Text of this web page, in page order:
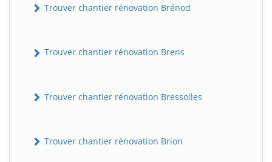
Trouver chantier rénovation Brénod
Trouver chantier rénovation Brens
Trouver chantier rénovation Bressolles
Trouver chantier rénovation Brion